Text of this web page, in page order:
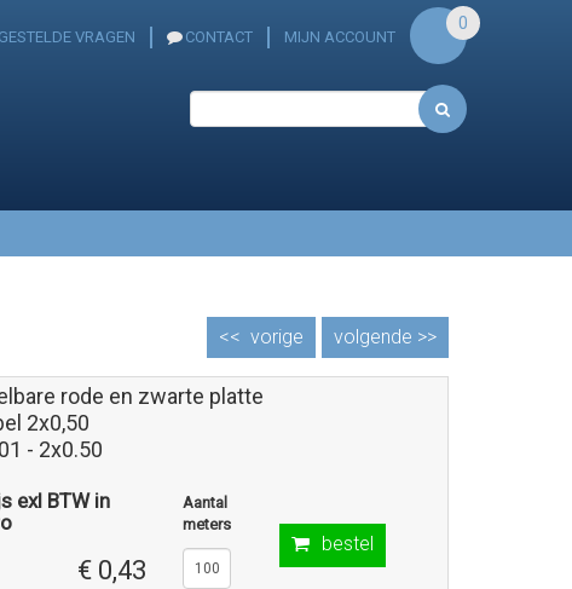
VRAGEN CONTACT MIJN ACCOUNT
0
volgende >>
<< vorige
rode en zwarte platte
2x0,50
- 2x0.50
exl BTW in
€ 0,43
Aantal
meters
bestel